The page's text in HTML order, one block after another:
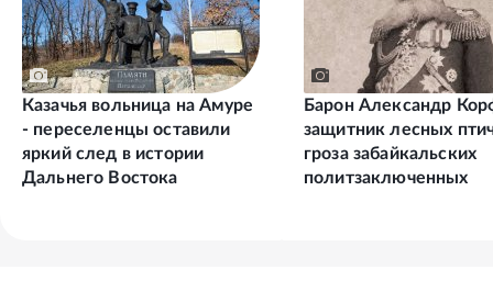
Казачья вольница на Амуре
- переселенцы оставили
яркий след в истории
Дальнего Востока
Барон Александр
защитник лесных
гроза забайкальских
политзаключенных